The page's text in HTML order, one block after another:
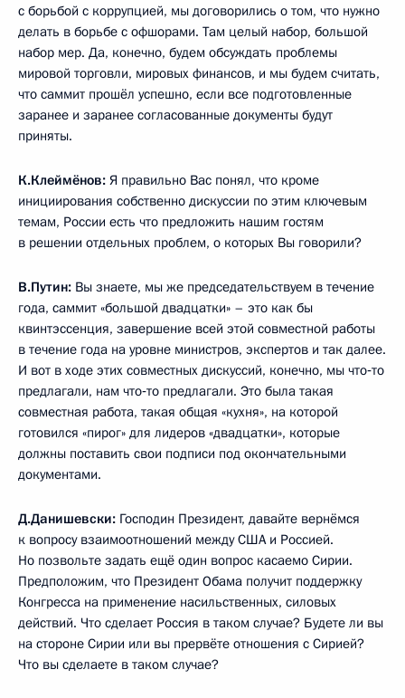
с борьбой с коррупцией, мы договорились о том, что нужно
делать в борьбе с офшорами. Там целый набор, большой
набор мер. Да, конечно, будем обсуждать проблемы
мировой торговли, мировых финансов, и мы будем считать,
что саммит прошёл успешно, если все подготовленные
заранее и заранее согласованные документы будут
приняты.
К.Клеймёнов: Я правильно Вас понял, что кроме
инициирования собственно дискуссии по этим ключевым
темам, России есть что предложить нашим гостям
в решении отдельных проблем, о которых Вы говорили?
В.Путин: Вы знаете, мы же председательствуем в течение
года, саммит «большой двадцатки» – это как бы
квинтэссенция, завершение всей этой совместной работы
в течение года на уровне министров, экспертов и так далее.
И вот в ходе этих совместных дискуссий, конечно, мы что‑то
предлагали, нам что‑то предлагали. Это была такая
совместная работа, такая общая «кухня», на которой
готовился «пирог» для лидеров «двадцатки», которые
должны поставить свои подписи под окончательными
документами.
Д.Данишевски: Господин Президент, давайте вернёмся
к вопросу взаимоотношений между США и Россией.
Но позвольте задать ещё один вопрос касаемо Сирии.
Предположим, что Президент Обама получит поддержку
Конгресса на применение насильственных, силовых
действий. Что сделает Россия в таком случае? Будете ли вы
на стороне Сирии или вы прервёте отношения с Сирией?
Что вы сделаете в таком случае?